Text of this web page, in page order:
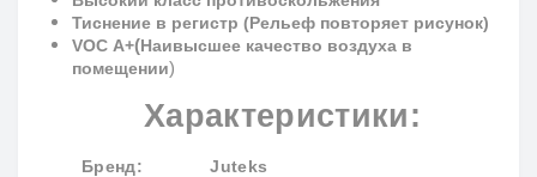
Тиснение в регистр (Рельеф повторяет рисунок)
VOC A+(Наивысшее качество воздуха в
помещении)
Характеристики:
Бренд: Juteks